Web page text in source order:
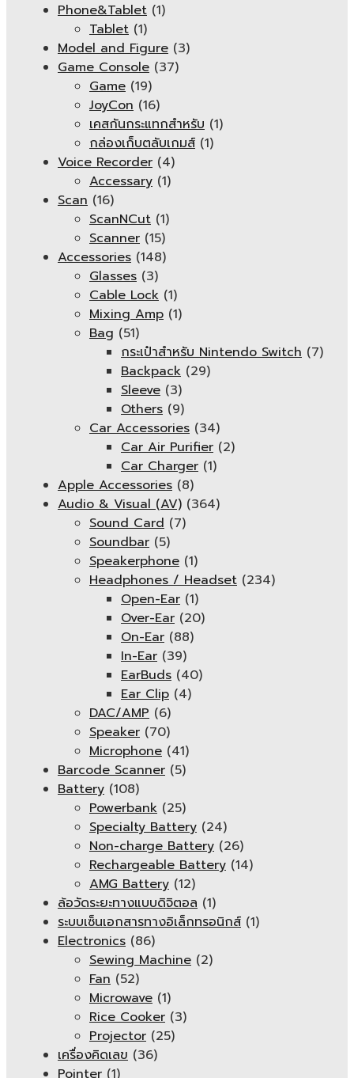
Phone&Tablet (1)
Tablet (1)
Model and Figure (3)
Game Console (37)
Game (19)
JoyCon (16)
เคสกันกระแทกสำหรับ (1)
กล่องเก็บตลับเกมส์ (1)
Voice Recorder (4)
Accessary (1)
Scan (16)
ScanNCut (1)
Scanner (15)
Accessories (148)
Glasses (3)
Cable Lock (1)
Mixing Amp (1)
Bag (51)
กระเป๋าสำหรับ Nintendo Switch (7)
Backpack (29)
Sleeve (3)
Others (9)
Car Accessories (34)
Car Air Purifier (2)
Car Charger (1)
Apple Accessories (8)
Audio & Visual (AV) (364)
Sound Card (7)
Soundbar (5)
Speakerphone (1)
Headphones / Headset (234)
Open-Ear (1)
Over-Ear (20)
On-Ear (88)
In-Ear (39)
EarBuds (40)
Ear Clip (4)
DAC/AMP (6)
Speaker (70)
Microphone (41)
Barcode Scanner (5)
Battery (108)
Powerbank (25)
Specialty Battery (24)
Non-charge Battery (26)
Rechargeable Battery (14)
AMG Battery (12)
ล้อวัดระยะทางแบบดิจิตอล (1)
ระบบเซ็นเอกสารทางอิเล็กทรอนิกส์ (1)
Electronics (86)
Sewing Machine (2)
Fan (52)
Microwave (1)
Rice Cooker (3)
Projector (25)
เครื่องคิดเลข (36)
Pointer (1)